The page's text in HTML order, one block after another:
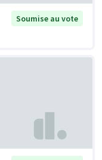
Soumise au vote